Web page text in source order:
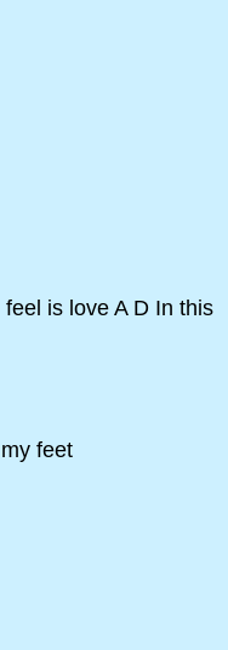
is love A D In this
feet